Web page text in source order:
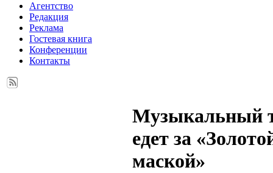
Агентство
Редакция
Реклама
Гостевая книга
Конференции
Контакты
Музыкальный
едет за
маской»